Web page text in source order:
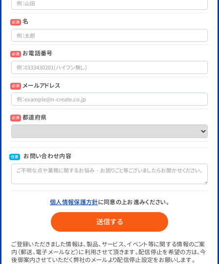
必須 名
必須 お電話番号
必須 メールアドレス
必須 都道府県
任意 お問い合わせ内容
個人情報保護方針に同意の上お進みください。
ご登録いただきました情報は、製品、サービス、イベント等に関する情報のご案
内（郵送、電子メールなど）に利用させて頂きます。配信停止を希望の方は、今
後御案内させていただく弊社のメールより配信停止設定をお願いします。